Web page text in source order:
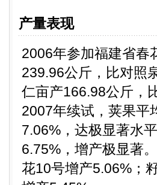
产量表现
2006年参加福建省春
239.96公斤，比对照
仁亩产166.98公斤，
2007年续试，荚果平
7.06%，达极显著水
6.75%，增产极显著
花10号增产5.06%；